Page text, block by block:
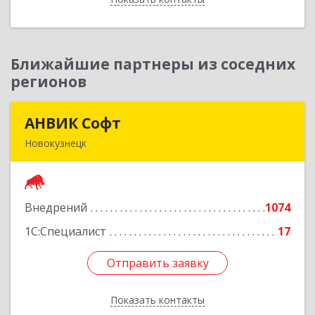
Ближайшие партнеры из соседних
регионов
АНВИК Софт
Новокузнецк
Внедрений
1074
1С:Специалист
17
Отправить заявку
Показать контакты
Куйбышевский р-н, Невского ул, дом № 1, этаж
2
Отправить заявку
Назад